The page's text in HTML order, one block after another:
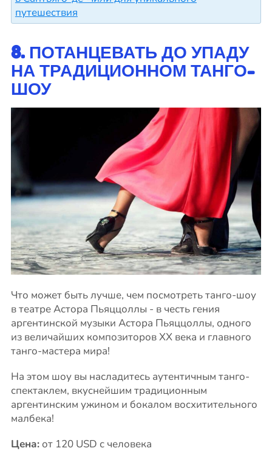
путешествия
8. ПОТАНЦЕВАТЬ ДО УПАДУ
НА ТРАДИЦИОННОМ ТАНГО-
ШОУ
Что может быть лучше, чем посмотреть танго-шоу
в театре Астора Пьяццоллы - в честь гения
аргентинской музыки Астора Пьяццоллы, одного
из величайших композиторов XX века и главного
танго-мастера мира!
На этом шоу вы насладитесь аутентичным танго-
спектаклем, вкуснейшим традиционным
аргентинским ужином и бокалом восхитительного
малбека!
Цена:от 120 USD с человека